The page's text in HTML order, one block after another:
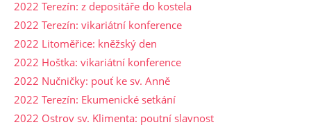
2022 Terezín: z depositáře do kostela
2022 Terezín: vikariátní konference
2022 Litoměřice: kněžský den
2022 Hoštka: vikariátní konference
2022 Nučničky: pouť ke sv. Anně
2022 Terezín: Ekumenické setkání
2022 Ostrov sv. Klimenta: poutní slavnost